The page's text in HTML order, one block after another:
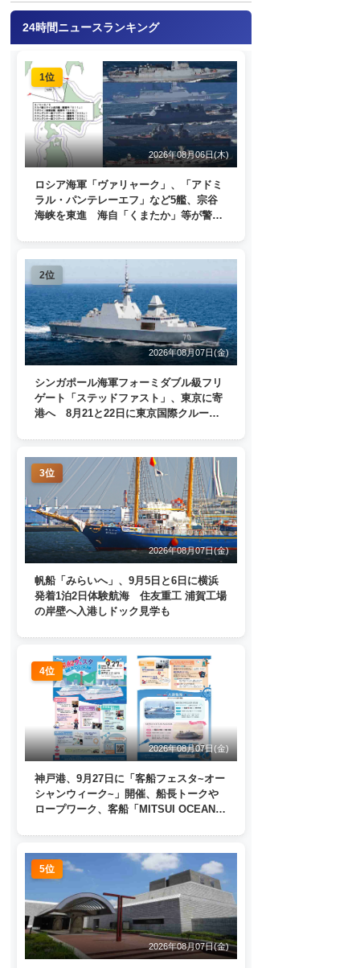
24時間ニュースランキング
1位
2026年08月06日(木)
ロシア海軍「ヴァリャーク」、「アドミ
ラル・パンテレーエフ」など5艦、宗谷
海峡を東進 海自「くまたか」等が警戒
2位
2026年08月07日(金)
シンガポール海軍フォーミダブル級フリ
ゲート「ステッドファスト」、東京に寄
港へ 8月21と22日に東京国際クルーズ
3位
2026年08月07日(金)
帆船「みらいへ」、9月5日と6日に横浜
発着1泊2日体験航海 住友重工 浦賀工場
の岸壁へ入港しドック見学も
4位
2026年08月07日(金)
神戸港、9月27日に「客船フェスタ~オー
シャンウィーク~」開催、船長トークや
ロープワーク、客船「MITSUI OCEAN
5位
2026年08月07日(金)